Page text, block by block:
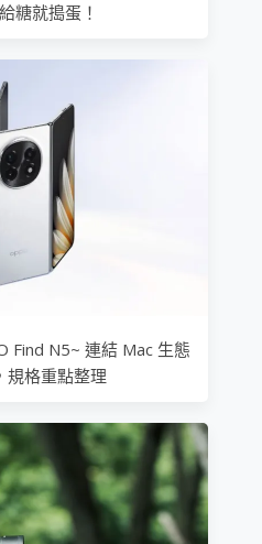
糖就搗蛋！
Find N5~ 連結 Mac 生態
規格重點整理